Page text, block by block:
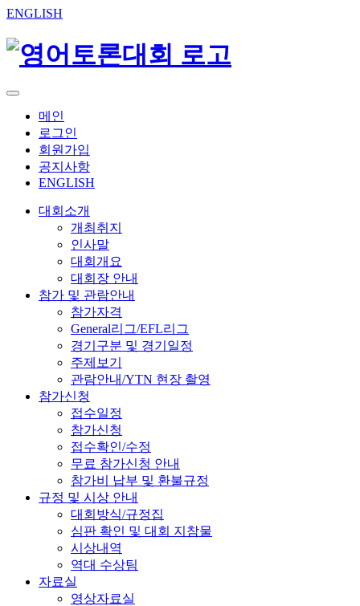
ENGLISH
메인
로그인
회원가입
공지사항
ENGLISH
대회소개
개최취지
인사말
대회개요
대회장 안내
참가 및 관람안내
참가자격
General리그/EFL리그
경기구분 및 경기일정
주제보기
관람안내/YTN 현장 촬영
참가신청
접수일정
참가신청
접수확인/수정
무료 참가신청 안내
참가비 납부 및 환불규정
규정 및 시상 안내
대회방식/규정집
심판 확인 및 대회 지참물
시상내역
역대 수상팀
자료실
영상자료실